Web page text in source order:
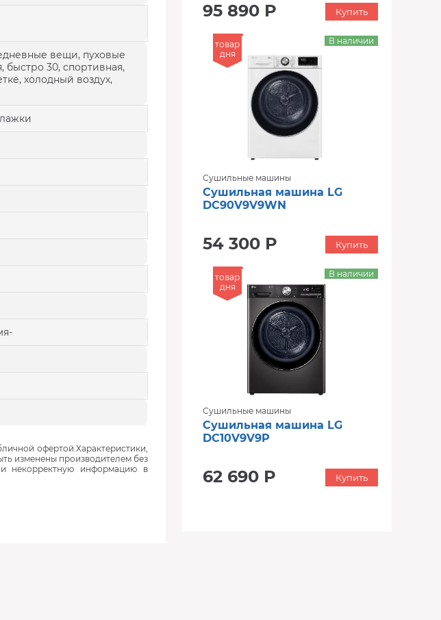
вещи, пуховые
быстро 30, спортивная,
холодный воздух,
офертой.Характеристики,
изменены производителем без
некорректную информацию в
95 890 Р Купить
товар
дня
Сушильные машины
Сушильная машина LG
DC90V9V9WN
54 300 Р
В наличии
Купить
товар
дня
Сушильные машины
Сушильная машина LG
DC10V9V9P
62 690 Р
В наличии
Купить